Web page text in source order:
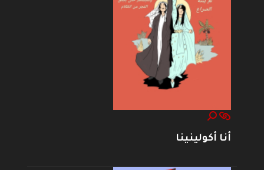
أنا أكولينينا